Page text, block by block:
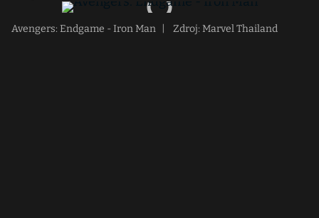
Avengers: Endgame - Iron Man Zdroj: Marvel Thailand